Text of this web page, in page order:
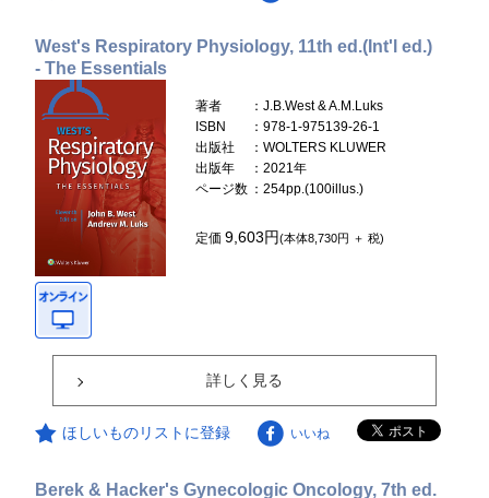
West's Respiratory Physiology, 11th ed.(Int'l ed.)
- The Essentials
著者
：J.B.West & A.M.Luks
ISBN
：978-1-975139-26-1
出版社
：WOLTERS KLUWER
出版年
：2021年
ページ数 ：254pp.(100illus.)
定価9,603円(本体8,730円 ＋ 税)
詳しく見る
ほしいものリストに登録 いいね
Berek & Hacker's Gynecologic Oncology, 7th ed.